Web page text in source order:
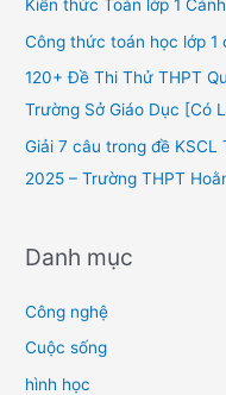
o
Kiến thức Toán lớp 1
Công thức toán học lớp
120+ Đề Thi Thử THPT
Trường Sở Giáo Dục [Có
Giải 7 câu trong đề KSCL
2025 – Trường THPT
Danh mục
Công nghệ
Cuộc sống
hình học